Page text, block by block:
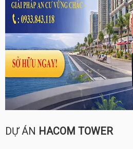
DỰ ÁN HACOM TOWER